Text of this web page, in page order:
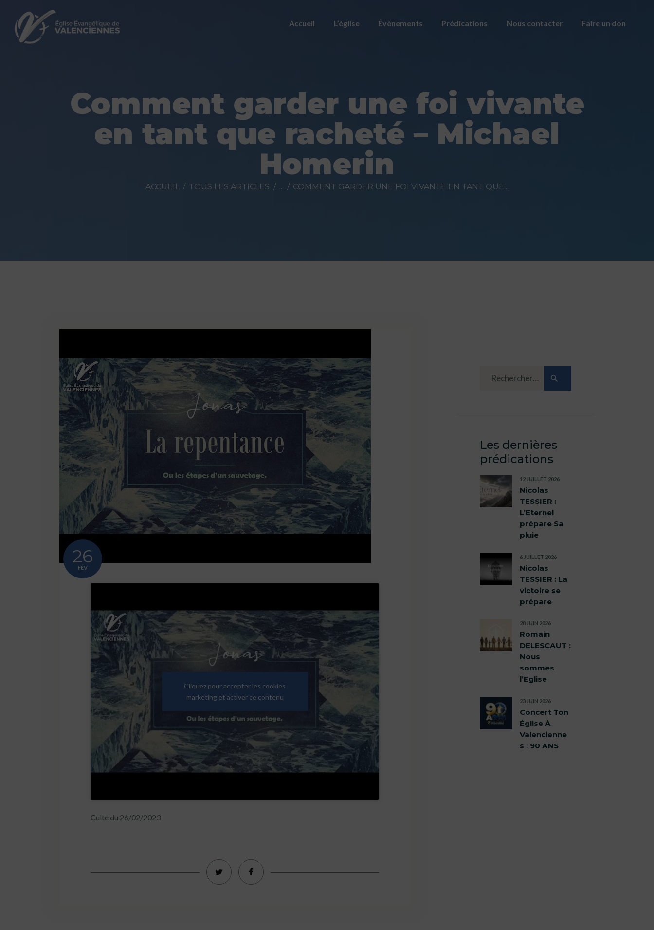
Accueil L’église Évènements Prédications Nous contacter Faire un don
Comment garder une foi vivante
en tant que racheté – Michael
Homerin
ACCUEIL TOUS LES ARTICLES ... COMMENT GARDER UNE FOI VIVANTE EN TANT QUE...
NOUS
CONTACTER
FAIRE UN DON
26
FÉV
Cliquez pour accepter les cookies
marketing et activer ce contenu
Culte du 26/02/2023
Les dernières
prédications
Nicolas
TESSIER :
L’Eternel
prépare Sa
pluie
12 JUILLET 2026
Nicolas
TESSIER : La
victoire se
prépare
6 JUILLET 2026
Romain
DELESCAUT :
Nous
sommes
l’Eglise
28 JUIN 2026
Concert Ton
Église À
Valencienne
s : 90 ANS
23 JUIN 2026